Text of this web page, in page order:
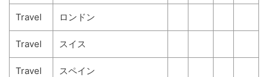
Travel ロンドン
Travel スイス
Travel スペイン